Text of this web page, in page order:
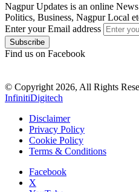
Nagpur Updates is an online
Politics, Business, Nagpur Local
Enter your Email address
Find us on Facebook
© Copyright 2026, All Rights
InfinitiDigitech
Disclaimer
Privacy Policy
Cookie Policy
Terms & Conditions
Facebook
X